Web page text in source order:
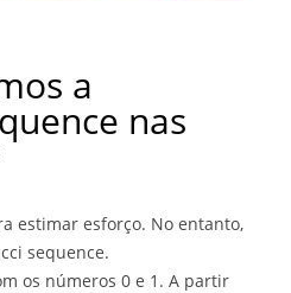
a
nas
estimar esforço. No entanto,
sequence.
os números 0 e 1. A partir